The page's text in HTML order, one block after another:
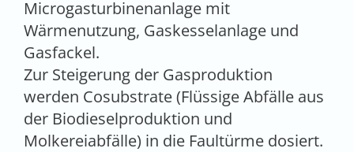
Microgasturbinenanlage mit
Wärmenutzung, Gaskesselanlage und
Gasfackel.
Zur Steigerung der Gasproduktion
werden Cosubstrate (Flüssige Abfälle aus
der Biodieselproduktion und
Molkereiabfälle) in die Faultürme dosiert.